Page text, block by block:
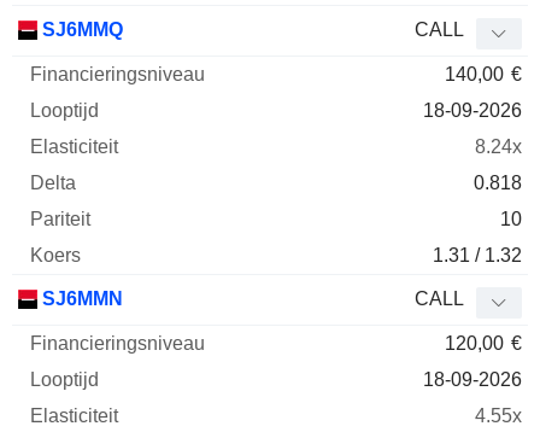
SJ6MMQ CALL
140,00 €
18-09-2026
8.24x
0.818
10
1.31 / 1.32
SJ6MMN CALL
120,00 €
18-09-2026
4.55x